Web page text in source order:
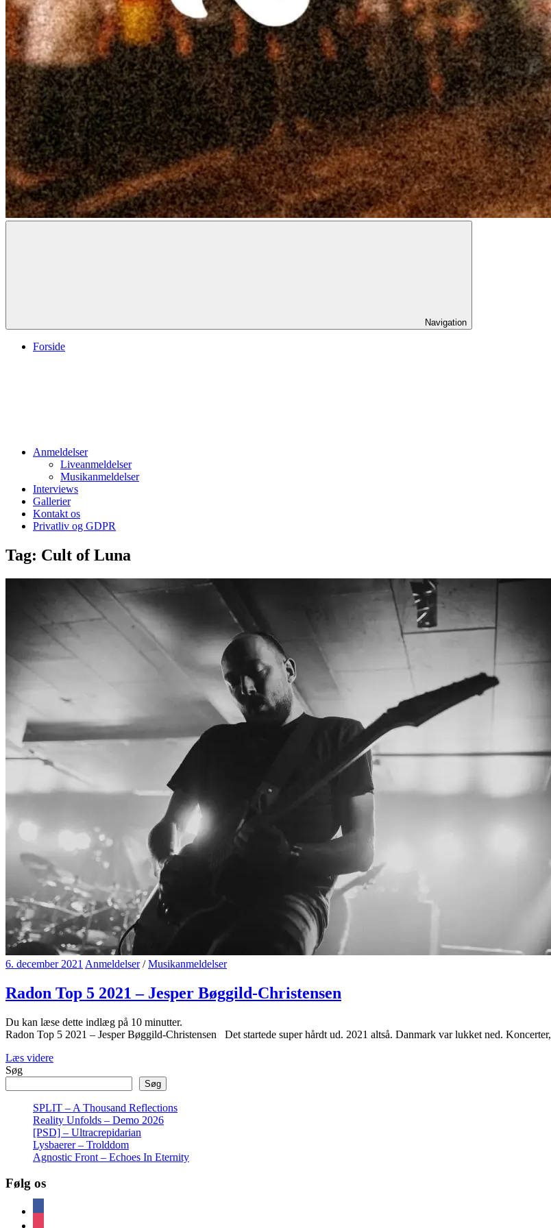
Navigation
Forside
Anmeldelser
Liveanmeldelser
Musikanmeldelser
Interviews
Gallerier
Kontakt os
Privatliv og GDPR
Tag: Cult of Luna
6. december 2021 Anmeldelser/Musikanmeldelser
Radon Top 5 2021 – Jesper Bøggild-Christensen
Du kan læse dette indlæg på 10 minutter.
Radon Top 5 2021 – Jesper Bøggild-Christensen Det startede super hårdt ud. 2021 altså. Danmark var lukket ned. Koncerter,
Læs videre
Søg
Søg
SPLIT – A Thousand Reflections
Reality Unfolds – Demo 2026
[PSD] – Ultracrepidarian
Lysbaerer – Trolddom
Agnostic Front – Echoes In Eternity
Følg os